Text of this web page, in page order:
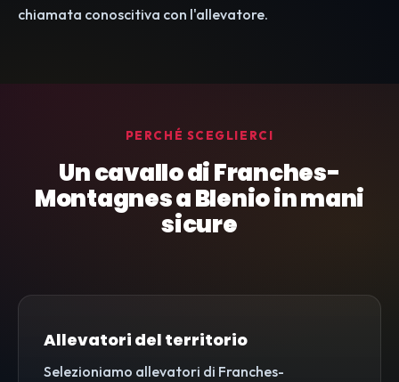
chiamata conoscitiva con l'allevatore.
PERCHÉ SCEGLIERCI
Un cavallo di Franches-
Montagnes a Blenio in mani
sicure
Allevatori del territorio
Selezioniamo allevatori di Franches-